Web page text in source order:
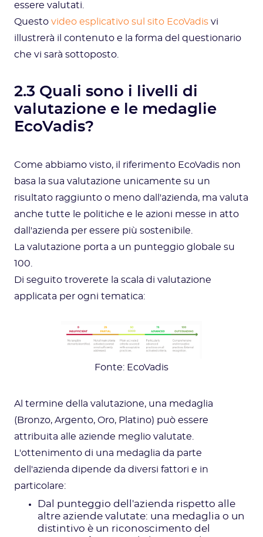
essere valutati.
Questo video esplicativo sul sito EcoVadis vi
illustrerà il contenuto e la forma del questionario
che vi sarà sottoposto.
2.3 Quali sono i livelli di
valutazione e le medaglie
EcoVadis?
Come abbiamo visto, il riferimento EcoVadis non
basa la sua valutazione unicamente su un
risultato raggiunto o meno dall'azienda, ma valuta
anche tutte le politiche e le azioni messe in atto
dall'azienda per essere più sostenibile.
La valutazione porta a un punteggio globale su
100.
Di seguito troverete la scala di valutazione
applicata per ogni tematica:
Fonte: EcoVadis
Al termine della valutazione, una medaglia
(Bronzo, Argento, Oro, Platino) può essere
attribuita alle aziende meglio valutate.
L'ottenimento di una medaglia da parte
dell'azienda dipende da diversi fattori e in
particolare:
Dal punteggio dell'azienda rispetto alle
altre aziende valutate: una medaglia o un
distintivo è un riconoscimento del